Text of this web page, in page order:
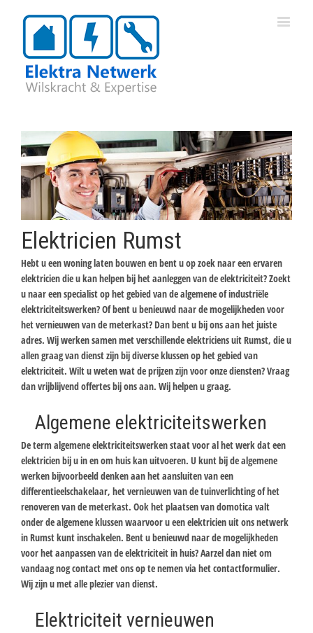
Elektricien Rumst
Hebt u een woning laten bouwen en bent u op zoek naar een ervaren
elektricien die u kan helpen bij het aanleggen van de elektriciteit? Zoekt
u naar een specialist op het gebied van de algemene of industriële
elektriciteitswerken? Of bent u benieuwd naar de mogelijkheden voor
het vernieuwen van de meterkast? Dan bent u bij ons aan het juiste
adres. Wij werken samen met verschillende elektriciens uit Rumst, die u
allen graag van dienst zijn bij diverse klussen op het gebied van
elektriciteit. Wilt u weten wat de prijzen zijn voor onze diensten? Vraag
dan vrijblijvend offertes bij ons aan. Wij helpen u graag.
Algemene elektriciteitswerken
De term algemene elektriciteitswerken staat voor al het werk dat een
elektricien bij u in en om huis kan uitvoeren. U kunt bij de algemene
werken bijvoorbeeld denken aan het aansluiten van een
differentieelschakelaar, het vernieuwen van de tuinverlichting of het
renoveren van de meterkast. Ook het plaatsen van domotica valt
onder de algemene klussen waarvoor u een elektricien uit ons netwerk
in Rumst kunt inschakelen. Bent u benieuwd naar de mogelijkheden
voor het aanpassen van de elektriciteit in huis? Aarzel dan niet om
vandaag nog contact met ons op te nemen via het contactformulier.
Wij zijn u met alle plezier van dienst.
Elektriciteit vernieuwen